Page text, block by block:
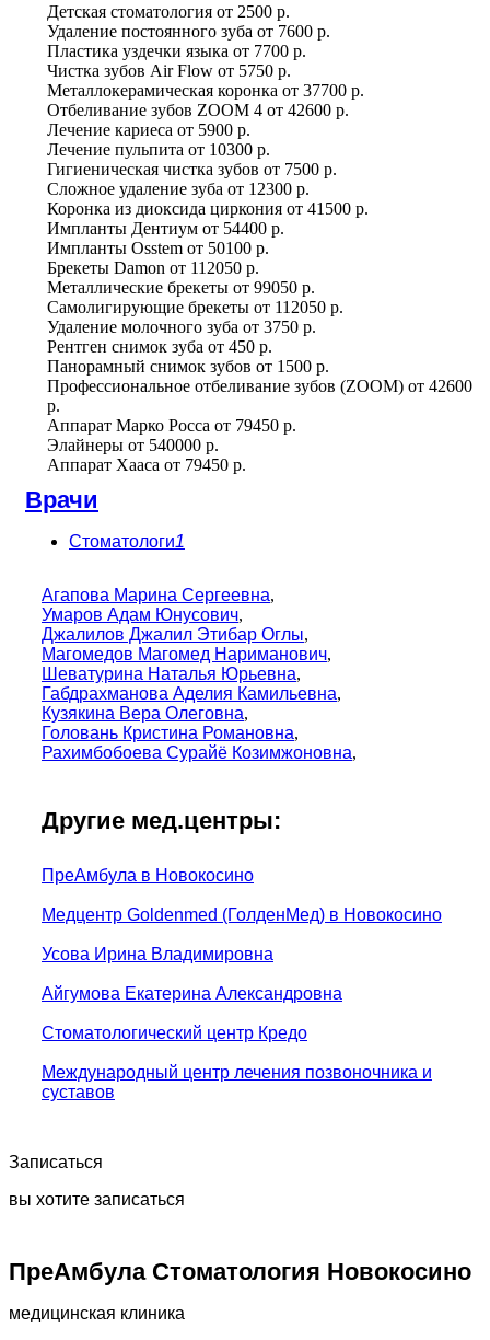
Детская стоматология от 2500 р.
Удаление постоянного зуба от 7600 р.
Пластика уздечки языка от 7700 р.
Чистка зубов Air Flow от 5750 р.
Металлокерамическая коронка от 37700 р.
Отбеливание зубов ZOOM 4 от 42600 р.
Лечение кариеса от 5900 р.
Лечение пульпита от 10300 р.
Гигиеническая чистка зубов от 7500 р.
Сложное удаление зуба от 12300 р.
Коронка из диоксида циркония от 41500 р.
Импланты Дентиум от 54400 р.
Импланты Osstem от 50100 р.
Брекеты Damon от 112050 р.
Металлические брекеты от 99050 р.
Самолигирующие брекеты от 112050 р.
Удаление молочного зуба от 3750 р.
Рентген снимок зуба от 450 р.
Панорамный снимок зубов от 1500 р.
Профессиональное отбеливание зубов (ZOOM) от 42600
р.
Аппарат Марко Росса от 79450 р.
Элайнеры от 540000 р.
Аппарат Хааса от 79450 р.
Врачи
Стоматологи1
Агапова Марина Сергеевна,
Умаров Адам Юнусович,
Джалилов Джалил Этибар Оглы,
Магомедов Магомед Нариманович,
Шеватурина Наталья Юрьевна,
Габдрахманова Аделия Камильевна,
Кузякина Вера Олеговна,
Головань Кристина Романовна,
Рахимбобоева Сурайё Козимжоновна,
Другие мед.центры:
ПреАмбула в Новокосино
Медцентр Goldenmed (ГолденМед) в Новокосино
Усова Ирина Владимировна
Айгумова Екатерина Александровна
Стоматологический центр Кредо
Международный центр лечения позвоночника и
суставов
Записаться
вы хотите записаться
ПреАмбула Стоматология Новокосино
медицинская клиника